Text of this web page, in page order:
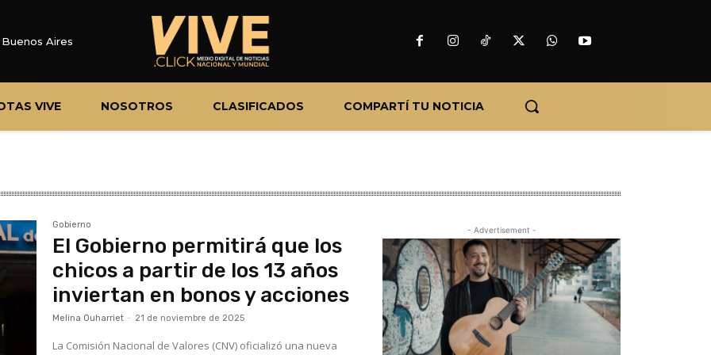
Buenos Aires
VIVE NOSOTROS CLASIFICADOS COMPARTÍ TU NOTICIA
Gobierno
El Gobierno permitirá que los
chicos a partir de los 13 años
inviertan en bonos y acciones
Melina Ouharriet - 21 de noviembre de 2025
La Comisión Nacional de Valores (CNV) oficializó una nueva
- Advertisement -